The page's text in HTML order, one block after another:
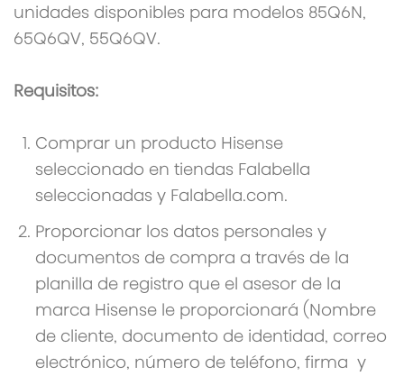
unidades disponibles para modelos 85Q6N,
65Q6QV, 55Q6QV.
Requisitos:
Comprar un producto Hisense
seleccionado en tiendas Falabella
seleccionadas y Falabella.com.
Proporcionar los datos personales y
documentos de compra a través de la
planilla de registro que el asesor de la
marca Hisense le proporcionará (Nombre
de cliente, documento de identidad, correo
electrónico, número de teléfono, firma y